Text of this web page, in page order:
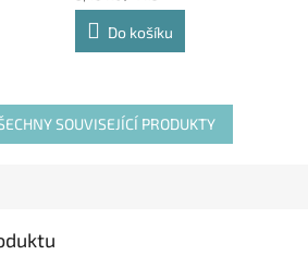
cena:
Do košíku
SOUVISEJÍCÍ PRODUKTY